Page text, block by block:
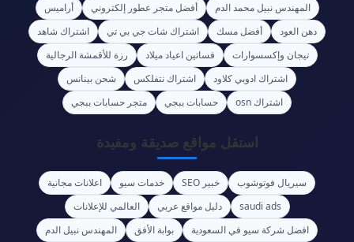
المهندس نبيل محمد الدم
أفضل متجر عطور إلكتروني
أراميس
دهن العود
أفضل مسك اشتراك شات جي بي تي
اشتراك شاهد
تيجان وإكسسوارات
فساتين اعياد ميلاد
رزة للأقمشة الرجالية
اشتراك ادوبي كلاود
اشتراك نتفلكس
شحن بينانس
اشتراك osn
حسابات ببجي متجر حسابات ببجي
استقل مواقع صديقة ومفيدة
سيريال فوتوشوب خبير SEO خدمات سيو
اعلانات مجانية
saudi ads
دليل مواقع عربي
العالمي للإعلانات
افضل شركة سيو في السعودية
بوابة الأفق المهندس نبيل الدم